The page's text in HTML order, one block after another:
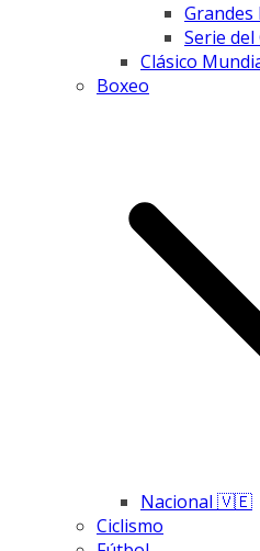
Grandes
Serie del
Clásico
Boxeo
Nacional 🇻🇪
Ciclismo